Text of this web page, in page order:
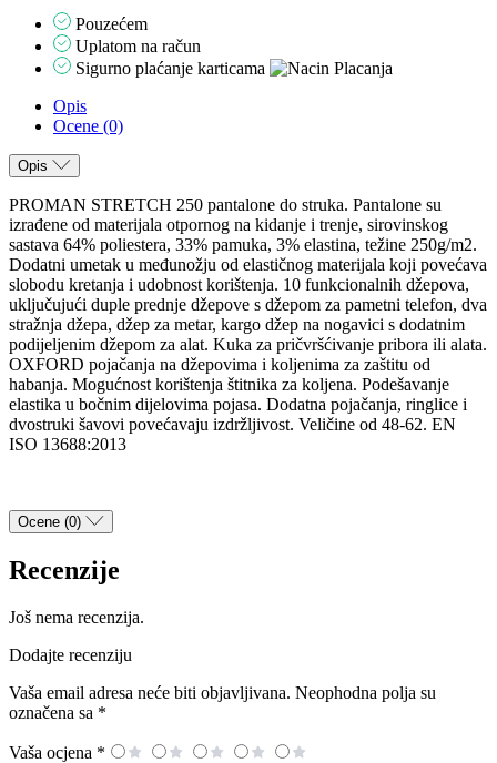
Pouzećem
Uplatom na račun
Sigurno plaćanje karticama
Opis
Ocene (0)
Opis
PROMAN STRETCH 250 pantalone do struka. Pantalone su
izrađene od materijala otpornog na kidanje i trenje, sirovinskog
sastava 64% poliestera, 33% pamuka, 3% elastina, težine 250g/m2.
Dodatni umetak u međunožju od elastičnog materijala koji povećava
slobodu kretanja i udobnost korištenja. 10 funkcionalnih džepova,
uključujući duple prednje džepove s džepom za pametni telefon, dva
stražnja džepa, džep za metar, kargo džep na nogavici s dodatnim
podijeljenim džepom za alat. Kuka za pričvršćivanje pribora ili alata.
OXFORD pojačanja na džepovima i koljenima za zaštitu od
habanja. Mogućnost korištenja štitnika za koljena. Podešavanje
elastika u bočnim dijelovima pojasa. Dodatna pojačanja, ringlice i
dvostruki šavovi povećavaju izdržljivost. Veličine od 48-62. EN
ISO 13688:2013
Ocene (0)
Recenzije
Još nema recenzija.
Dodajte recenziju
Vaša email adresa neće biti objavljivana. Neophodna polja su
označena sa *
Vaša ocjena *